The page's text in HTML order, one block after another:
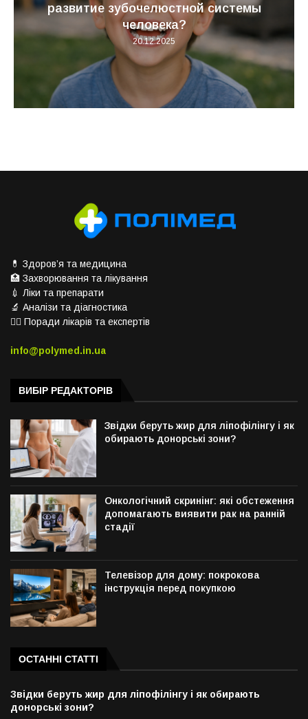
развитие зубочелюстной системы
человека?
20.12.2025
💊 Здоров’я та медицина
🏥 Захворювання та лікування
💉 Ліки та препарати
🔬 Аналізи та діагностика
👨‍⚕️ Поради лікарів та експертів
info@polymed.in.ua
ВИБІР РЕДАКТОРІВ
Звідки беруть жир для ліпофілінгу і як
обирають донорські зони?
Онкологічний скринінг: які обстеження
допомагають виявити рак на ранній
стадії
Телевізор для дому: покрокова
інструкція перед покупкою
ОСТАННІ СТАТТІ
Звідки беруть жир для ліпофілінгу і як обирають
донорські зони?